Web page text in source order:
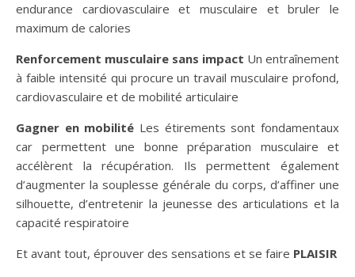
endurance cardiovasculaire et musculaire et bruler le
maximum de calories
Renforcement musculaire sans impact Un entraînement
à faible intensité qui procure un travail musculaire profond,
cardiovasculaire et de mobilité articulaire
Gagner en mobilité Les étirements sont fondamentaux
car permettent une bonne préparation musculaire et
accélèrent la récupération. Ils permettent également
d’augmenter la souplesse générale du corps, d’affiner une
silhouette, d’entretenir la jeunesse des articulations et la
capacité respiratoire
Et avant tout, éprouver des sensations et se faire PLAISIR